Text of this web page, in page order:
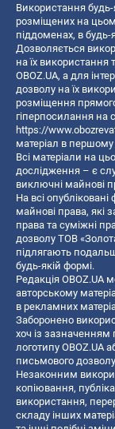
Використання будь-
розміщених на
піддоменах, в будь-
Дозволяється
на їх використання
OBOZ.UA, а для
дозволу на їх
розміщення
гіперпосилання на
https://
матеріал в першому
Всі матеріали на
дослідження – є
виключні майнові
На всі
майнові права, які
права та суміжні
дозволу ТОВ
підлягають
будь-якій формі.
Редакція OBOZ.UA
авторському
в рекламних
Заборонено
хоч із зазначенням
логотипу OBOZ.UA
письмового
Незаконним
копiювання,
використання,
складу інших